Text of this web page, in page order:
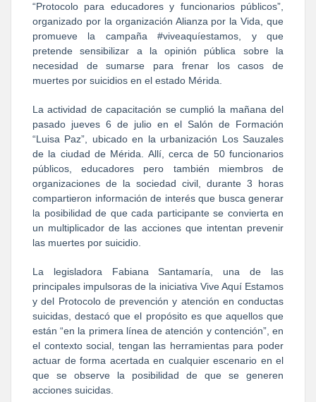
“Protocolo para educadores y funcionarios públicos”,
organizado por la organización Alianza por la Vida, que
promueve la campaña #viveaquíestamos, y que
pretende sensibilizar a la opinión pública sobre la
necesidad de sumarse para frenar los casos de
muertes por suicidios en el estado Mérida.
La actividad de capacitación se cumplió la mañana del
pasado jueves 6 de julio en el Salón de Formación
“Luisa Paz”, ubicado en la urbanización Los Sauzales
de la ciudad de Mérida. Allí, cerca de 50 funcionarios
públicos, educadores pero también miembros de
organizaciones de la sociedad civil, durante 3 horas
compartieron información de interés que busca generar
la posibilidad de que cada participante se convierta en
un multiplicador de las acciones que intentan prevenir
las muertes por suicidio.
La legisladora Fabiana Santamaría, una de las
principales impulsoras de la iniciativa Vive Aquí Estamos
y del Protocolo de prevención y atención en conductas
suicidas, destacó que el propósito es que aquellos que
están “en la primera línea de atención y contención”, en
el contexto social, tengan las herramientas para poder
actuar de forma acertada en cualquier escenario en el
que se observe la posibilidad de que se generen
acciones suicidas.